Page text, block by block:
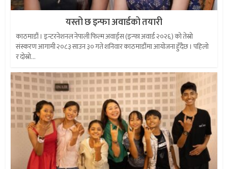
यस्तो छ इन्फा अवार्डको तयारी
काठमाडौं । इन्टरनेशनल नेपाली फिल्म अवार्ड्स (इन्फा अवार्ड २०२६) को तेस्रो
संस्करण आगामी २०८३ साउन ३० गते शनिवार काठमाडौंमा आयोजना हुँदैछ । पहिलो
र दोस्रो...